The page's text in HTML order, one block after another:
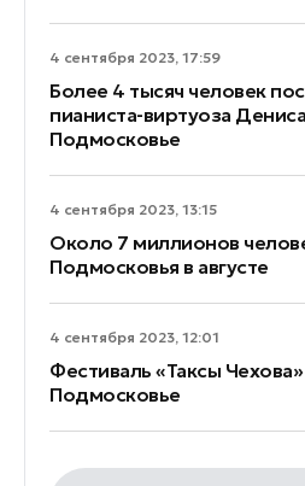
4 сентября 2023, 17:59
Более 4 тысяч человек
пианиста-виртуоза
Подмосковье
4 сентября 2023, 13:15
Около 7 миллионов
Подмосковья в августе
4 сентября 2023, 12:01
Фестиваль «Таксы
Подмосковье